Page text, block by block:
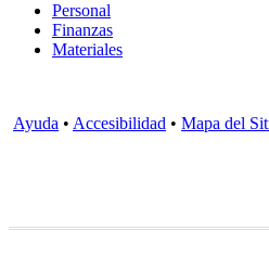
Personal
Finanzas
Materiales
Ayuda • Accesibilidad • Mapa del